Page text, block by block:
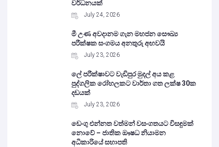
වර්ධනයක්
July 24, 2026
මී උණ අවදානම ගැන මහජන සෞඛ්‍ය
පරීක්ෂක සංගමය අනතුරු අඟවයි
July 23, 2026
ලේ පරීක්ෂාවට වැඩිපුර මුදල් අය කළ
පුද්ගලික රෝහලකට වාර්තා ගත ලක්ෂ 30ක
දඩයක්
July 23, 2026
ඩෙංගු එන්නත වත්මන් වසංගතයට විසඳුමක්
නොවේ – ජාතික ඖෂධ නියාමන
අධිකාරියේ සභාපති